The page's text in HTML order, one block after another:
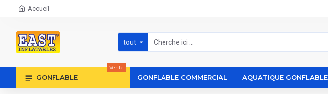
Accueil
tout
GONFLABLE
Vente
GONFLABLE COMMERCIAL AQUATIQUE GONFLABLE